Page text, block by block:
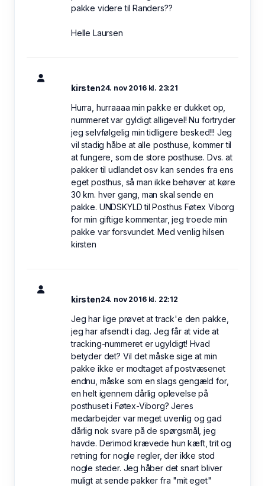
pakke videre til Randers??
Helle Laursen
kirsten24. nov 2016 kl. 23:21
Hurra, hurraaaa min pakke er dukket op,
nummeret var gyldigt alligevel! Nu fortryder
jeg selvfølgelig min tidligere besked!!! Jeg
vil stadig håbe at alle posthuse, kommer til
at fungere, som de store posthuse. Dvs. at
pakker til udlandet osv kan sendes fra ens
eget posthus, så man ikke behøver at køre
30 km. hver gang, man skal sende en
pakke. UNDSKYLD til Posthus Føtex Viborg
for min giftige kommentar, jeg troede min
pakke var forsvundet. Med venlig hilsen
kirsten
kirsten24. nov 2016 kl. 22:12
Jeg har lige prøvet at track'e den pakke,
jeg har afsendt i dag. Jeg får at vide at
tracking-nummeret er ugyldigt! Hvad
betyder det? Vil det måske sige at min
pakke ikke er modtaget af postvæsenet
endnu, måske som en slags gengæld for,
en helt igennem dårlig oplevelse på
posthuset i Føtex-Viborg? Jeres
medarbejder var meget uvenlig og gad
dårlig nok svare på de spørgsmål, jeg
havde. Derimod krævede hun kæft, trit og
retning for nogle regler, der ikke stod
nogle steder. Jeg håber det snart bliver
muligt at sende pakker fra "mit eget"